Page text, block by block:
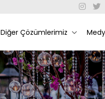
Diğer Çözümlerimiz